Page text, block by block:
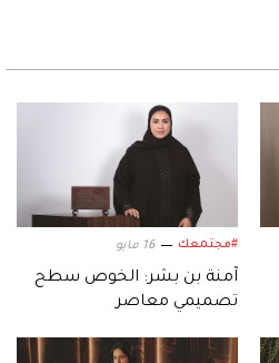
#مجتمعك 16 مايو
آمنة بن بشر: الخوص سطح
تصميمي معاصر